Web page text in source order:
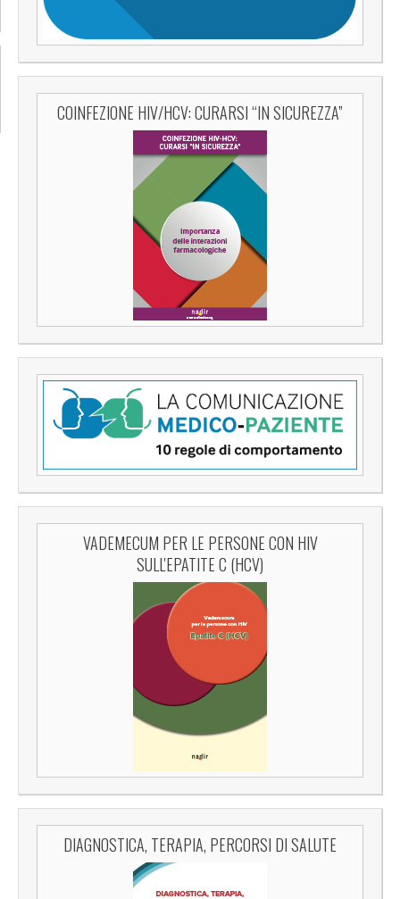
COINFEZIONE HIV/HCV: CURARSI “IN SICUREZZA”
VADEMECUM PER LE PERSONE CON HIV
SULL'EPATITE C (HCV)
DIAGNOSTICA, TERAPIA, PERCORSI DI SALUTE